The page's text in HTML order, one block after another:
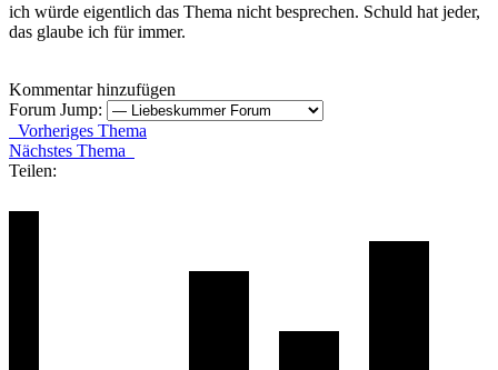
ich würde eigentlich das Thema nicht besprechen. Schuld hat jeder,
das glaube ich für immer.
Kommentar hinzufügen
Forum Jump:
Vorheriges Thema
Nächstes Thema
Teilen: